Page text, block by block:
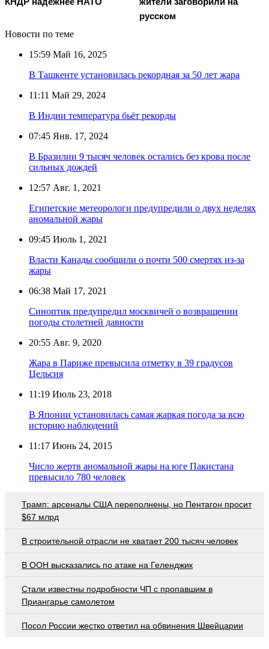
русском
Новости по теме
15:59 Май 16, 2025
В Ташкенте установилась рекордная за 50 лет жара
11:11 Май 29, 2024
В Индии температура бьёт рекорды
07:45 Янв. 17, 2024
В Бразилии 9 тысяч человек остались без крова после
сильных дождей
12:57 Авг. 1, 2021
Египетские метеорологи предупредили о двух неделях
аномальной жары
09:45 Июль 1, 2021
Власти Канады сообщили о почти 500 смертях из-за
жары
06:38 Май 17, 2021
Синоптик предупредил москвичей о возвращении
погоды столетней давности
20:55 Авг. 9, 2020
Жара в Париже превысила отметку в 39 градусов
Цельсия
11:19 Июль 23, 2018
В Японии установилась самая жаркая погода за всю
историю наблюдений
11:17 Июнь 24, 2015
Число жертв аномальной жары на юге Пакистана
превысило 780 человек
Трамп: арсеналы США переполнены, но Пентагон просит
$67 млрд
В строительной отрасли не хватает 200 тысяч человек
В ООН высказались по атаке на Геленджик
Стали известны подробности ЧП с пропавшим в
Приангарье самолетом
Посол России жестко ответил на обвинения Швейцарии